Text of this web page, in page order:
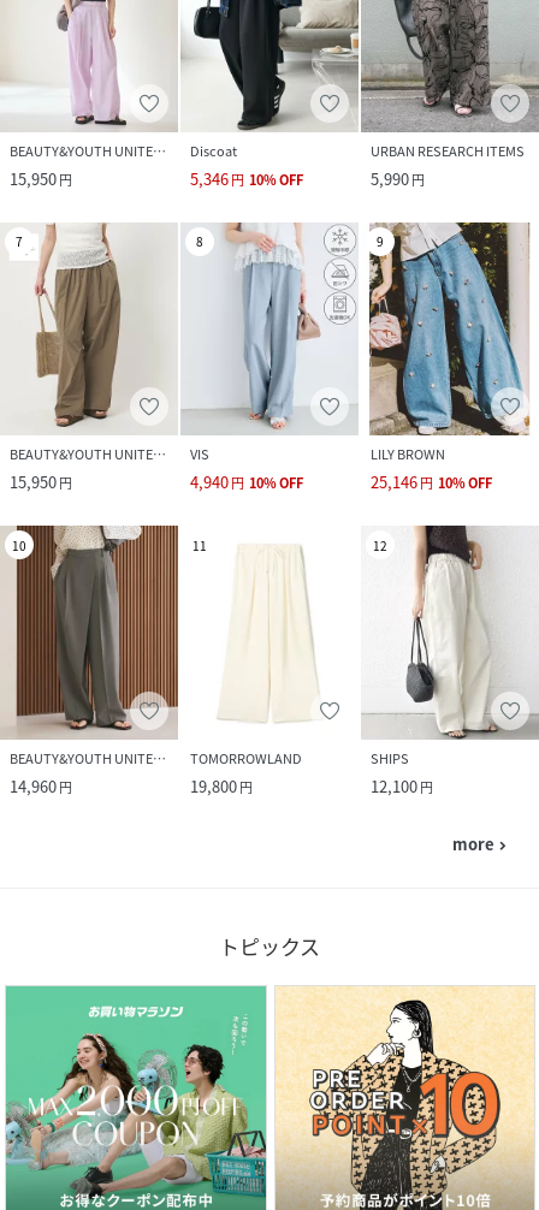
BEAUTY&YOUTH UNITED ARROWS
15,950円
Discoat
5,346円 10%OFF
URBAN RESEARCH ITEMS
5,990円
7
BEAUTY&YOUTH UNITED ARROWS
15,950円
8
VIS
4,940円 10%OFF
9
LILY BROWN
25,146円 10%OFF
10
BEAUTY&YOUTH UNITED ARROWS
14,960円
11
TOMORROWLAND
19,800円
12
SHIPS
12,100円
more navigate_next
トピックス